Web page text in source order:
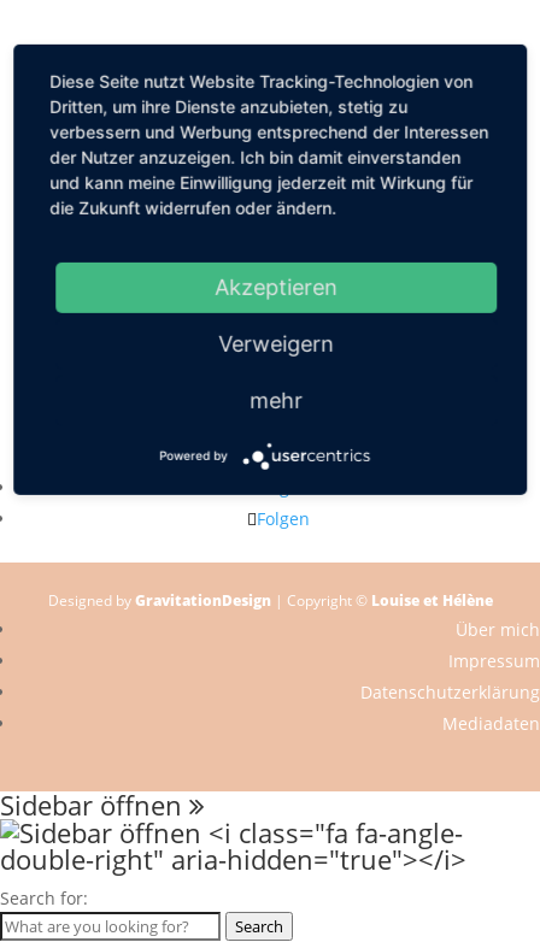
mail@louiseethelene.de
Folgen
Designed byGravitationDesign | Copyright © Louise et Hélène
Über mich
Impressum
Datenschutzerklärung
Mediadaten
Sidebar öffnen
Search for:
Search
Diese Seite nutzt Website Tracking-Technologien von
Dritten, um ihre Dienste anzubieten, stetig zu
verbessern und Werbung entsprechend der Interessen
der Nutzer anzuzeigen. Ich bin damit einverstanden
und kann meine Einwilligung jederzeit mit Wirkung für
die Zukunft widerrufen oder ändern.
Akzeptieren
Verweigern
mehr
Powered by